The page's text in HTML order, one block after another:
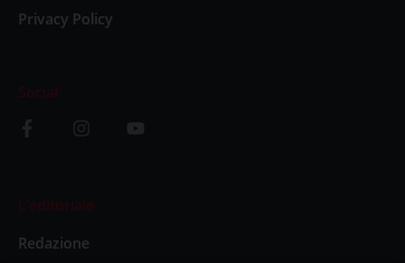
Privacy Policy
Social
L’editoriale
Redazione